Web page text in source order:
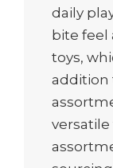
daily
bite feel
toys,
addition
versatile